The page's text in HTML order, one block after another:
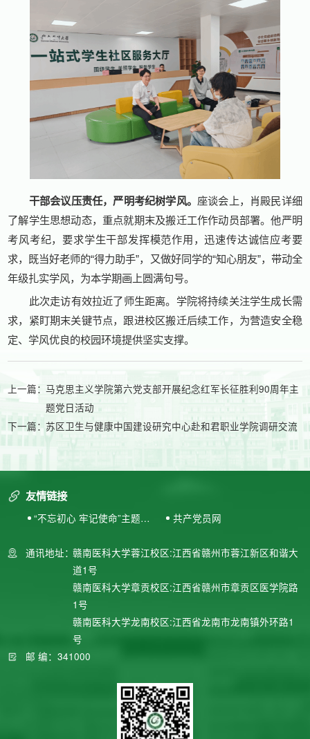
干部会议压责任，严明考纪树学风。 座谈会上，肖殿民详细
了解学生思想动态，重点就期末及搬迁工作作动员部署。他严明
考风考纪，要求学生干部发挥模范作用，迅速传达诚信应考要
求，既当好老师的“得力助手”，又做好同学的“知心朋友”，带动全
年级扎实学风，为本学期画上圆满句号。
此次走访有效拉近了师生距离。学院将持续关注学生成长需
求，紧盯期末关键节点，跟进校区搬迁后续工作，为营造安全稳
定、学风优良的校园环境提供坚实支撑。
上一篇：马克思主义学院第六党支部开展纪念红军长征胜利90周年主
题党日活动
下一篇：苏区卫生与健康中国建设研究中心赴和君职业学院调研交流
友情链接
“不忘初心 牢记使命”主题教
共产党员网
通讯地址：赣南医科大学蓉江校区:江西省赣州市蓉江新区和谐大
道1号
赣南医科大学章贡校区:江西省赣州市章贡区医学院路
1号
赣南医科大学龙南校区:江西省龙南市龙南镇外环路1
号
邮 编：341000